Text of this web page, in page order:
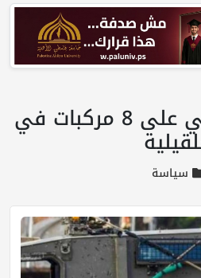
الاحتلال يستولي على 8 مركبات في
سياسة